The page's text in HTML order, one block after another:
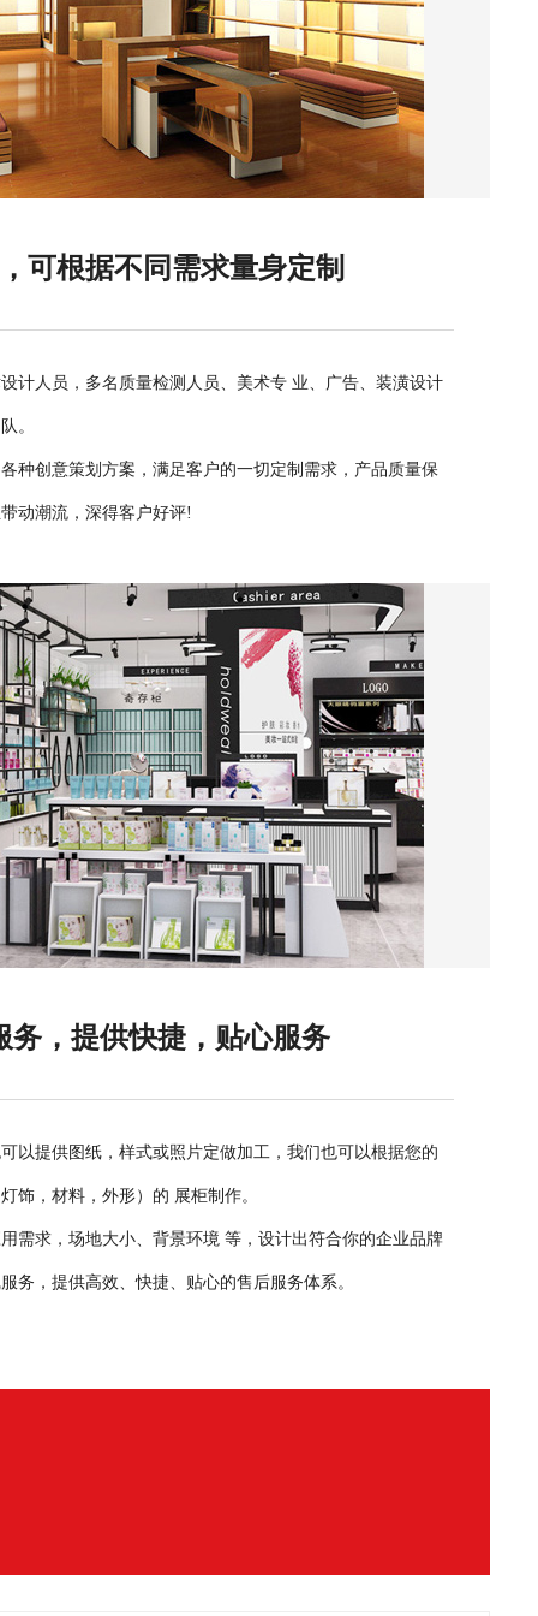
可根据不同需求量身定制
计人员，多名质量检测人员、美术专 业、广告、装潢设计
。
种创意策划方案，满足客户的一切定制需求，产品质量保
动潮流，深得客户好评!
务，提供快捷，贴心服务
以提供图纸，样式或照片定做加工，我们也可以根据您的
饰，材料，外形）的 展柜制作。
需求，场地大小、背景环境 等，设计出符合你的企业品牌
务，提供高效、快捷、贴心的售后服务体系。